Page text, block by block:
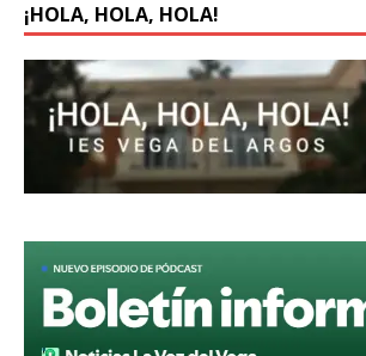
¡HOLA, HOLA, HOLA!